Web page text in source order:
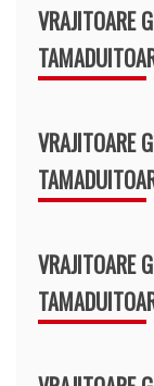
VRAJITOARE
VRAJITOARE
VRAJITOARE